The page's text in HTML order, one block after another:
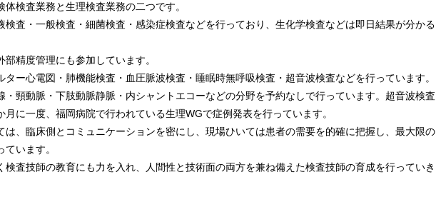
検査業務と生理検査業務の二つです。
査・一般検査・細菌検査・感染症検査などを行っており、生化学検査などは即日結果が分かる
精度管理にも参加しています。
ー心電図・肺機能検査・血圧脈波検査・睡眠時無呼吸検査・超音波検査などを行っています。
・頸動脈・下肢動脈静脈・内シャントエコーなどの分野を予約なしで行っています。超音波検査
に一度、福岡病院で行われている生理WGで症例発表を行っています。
は、臨床側とコミュニケーションを密にし、現場ひいては患者の需要を的確に把握し、最大限の
います。
検査技師の教育にも力を入れ、人間性と技術面の両方を兼ね備えた検査技師の育成を行っていき